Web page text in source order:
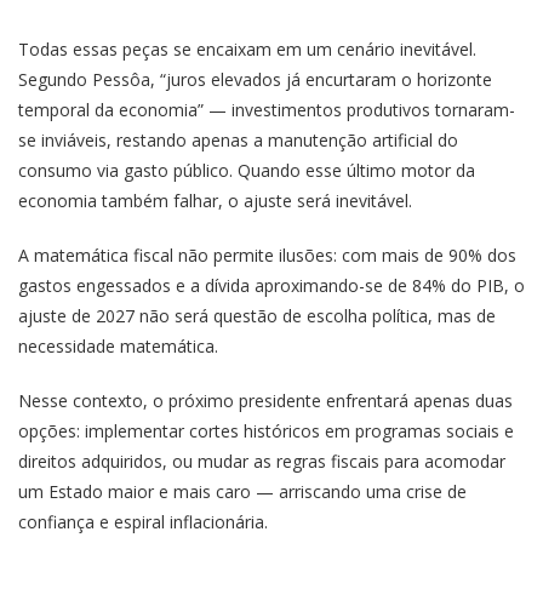
Todas essas peças se encaixam em um cenário inevitável.
Segundo Pessôa, “juros elevados já encurtaram o horizonte
temporal da economia” — investimentos produtivos tornaram-
se inviáveis, restando apenas a manutenção artificial do
consumo via gasto público. Quando esse último motor da
economia também falhar, o ajuste será inevitável.
A matemática fiscal não permite ilusões: com mais de 90% dos
gastos engessados e a dívida aproximando-se de 84% do PIB, o
ajuste de 2027 não será questão de escolha política, mas de
necessidade matemática.
Nesse contexto, o próximo presidente enfrentará apenas duas
opções: implementar cortes históricos em programas sociais e
direitos adquiridos, ou mudar as regras fiscais para acomodar
um Estado maior e mais caro — arriscando uma crise de
confiança e espiral inflacionária.